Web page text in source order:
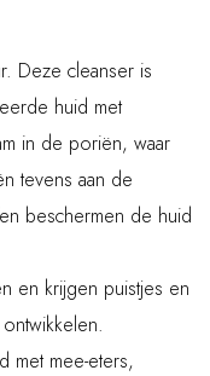
Deze cleanser is
huid met
in de poriën, waar
tevens aan de
beschermen de huid
en krijgen puistjes en
met mee-eters,